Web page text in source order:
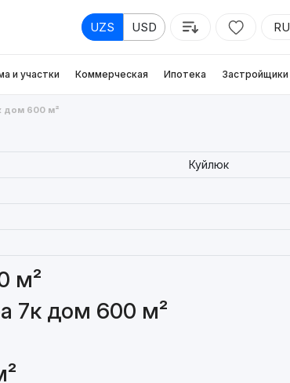
UZS USD RU
и участки Коммерческая Ипотека Застройщики
дом 600 м²
Куйлюк
м²
7к дом 600 м²